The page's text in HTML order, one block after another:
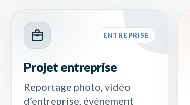
ENTREPRISE
Projet entreprise
Reportage photo, vidéo
d’entreprise, événement